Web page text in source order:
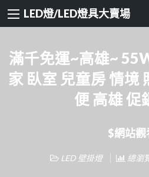
LED燈/LED燈具大賣場
滿千免運~高雄~
家 臥室 兒童房 情境
便 高雄 促
$網站觀
LED 壁掛燈 總瀏